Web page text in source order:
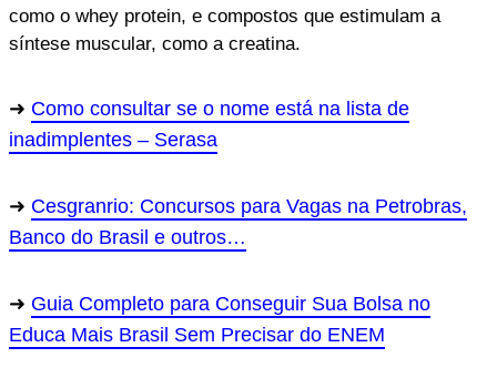
como o whey protein, e compostos que estimulam a
síntese muscular, como a creatina.
Como consultar se o nome está na lista de
inadimplentes – Serasa
Cesgranrio: Concursos para Vagas na Petrobras,
Banco do Brasil e outros…
Guia Completo para Conseguir Sua Bolsa no
Educa Mais Brasil Sem Precisar do ENEM